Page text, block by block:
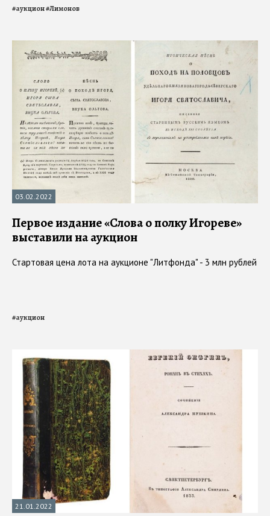
#аукцион#Лимонов
03.02.2022
Первое издание «Слова о полку Игореве»
выставили на аукцион
Стартовая цена лота на аукционе "Литфонда" - 3 млн рублей
#аукцион
21.01.2022